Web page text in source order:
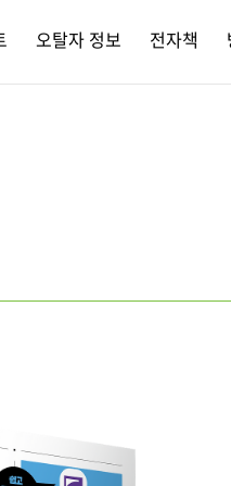
오탈자 정보 전자책